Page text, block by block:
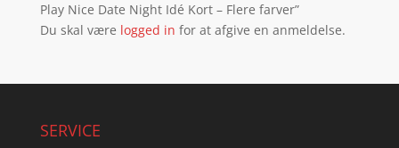
Play Nice Date Night Idé Kort – Flere farver”
Du skal være logged in for at afgive en anmeldelse.
SERVICE